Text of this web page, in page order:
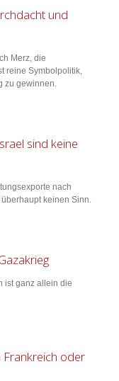
und
Merz, die
reine Symbolpolitik,
zu gewinnen.
sind keine
nach
keinen Sinn.
ist ganz allein die
oder